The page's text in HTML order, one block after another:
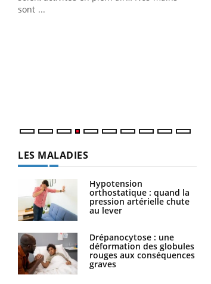
sont ...
LES MALADIES
Hypotension
orthostatique : quand la
pression artérielle chute
au lever
Drépanocytose : une
déformation des globules
rouges aux conséquences
graves